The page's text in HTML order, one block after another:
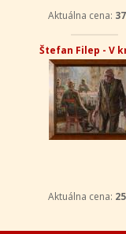
Aktuálna cena:
Štefan Filep - V
Aktuálna cena: